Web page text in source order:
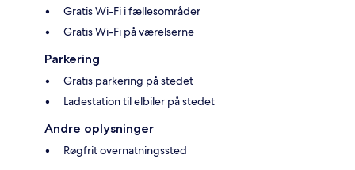
Gratis Wi-Fi i fællesområder
Gratis Wi-Fi på værelserne
Parkering
Gratis parkering på stedet
Ladestation til elbiler på stedet
Andre oplysninger
Røgfrit overnatningssted